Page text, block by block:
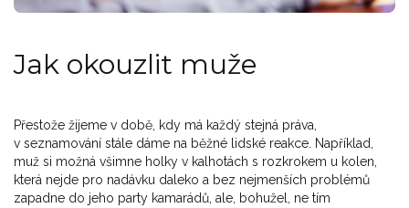
Jak okouzlit muže
Přestože žijeme v době, kdy má každý stejná práva,
v seznamování stále dáme na běžné lidské reakce. Například,
muž si možná všimne holky v kalhotách s rozkrokem u kolen,
která nejde pro nadávku daleko a bez nejmenších problémů
zapadne do jeho party kamarádů, ale, bohužel, ne tím